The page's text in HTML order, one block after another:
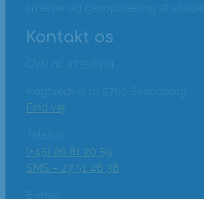
smerter og genoptræning af skader.
Kontakt os
CVR nr.: 37356174
Kogtvedvej 19 5700 Svendborg
Find vej
Telefon:
(+45) 26 81 20 59
SMS – 27 51 46 38
E-mail: